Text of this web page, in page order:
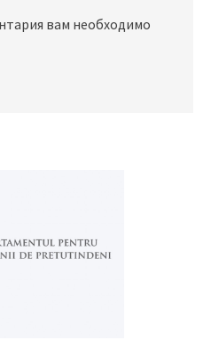
вам необходимо